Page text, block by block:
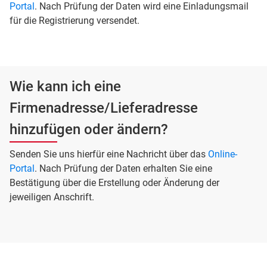
Portal. Nach Prüfung der Daten wird eine Einladungsmail
für die Registrierung versendet.
Wie kann ich eine
Firmenadresse/Lieferadresse
hinzufügen oder ändern?
Senden Sie uns hierfür eine Nachricht über das Online-
Portal. Nach Prüfung der Daten erhalten Sie eine
Bestätigung über die Erstellung oder Änderung der
jeweiligen Anschrift.